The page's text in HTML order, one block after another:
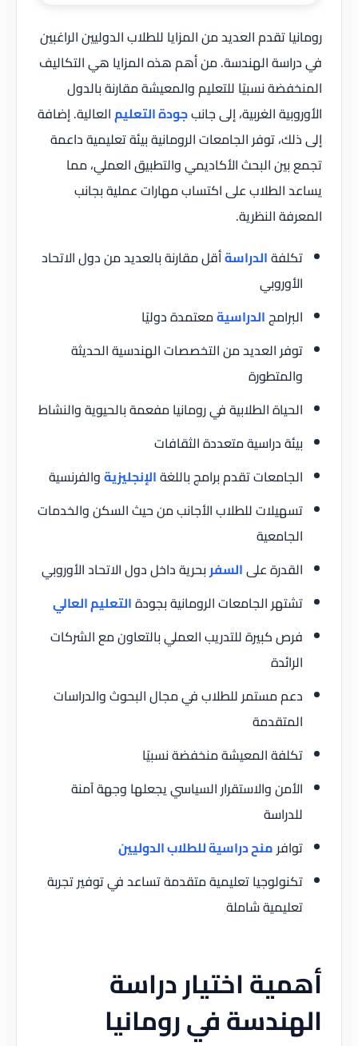
رومانيا تقدم العديد من المزايا للطلاب الدوليين الراغبين
في دراسة الهندسة. من أهم هذه المزايا هي التكاليف
المنخفضة نسبيًا للتعليم والمعيشة مقارنة بالدول
الأوروبية الغربية، إلى جانبجودة التعليمالعالية. إضافة
إلى ذلك، توفر الجامعات الرومانية بيئة تعليمية داعمة
تجمع بين البحث الأكاديمي والتطبيق العملي، مما
يساعد الطلاب على اكتساب مهارات عملية بجانب
المعرفة النظرية.
تكلفةالدراسةأقل مقارنة بالعديد من دول الاتحاد
الأوروبي
البرامجالدراسيةمعتمدة دوليًا
توفر العديد من التخصصات الهندسية الحديثة
والمتطورة
الحياة الطلابية في رومانيا مفعمة بالحيوية والنشاط
بيئة دراسية متعددة الثقافات
الجامعات تقدم برامج باللغةالإنجليزيةوالفرنسية
تسهيلات للطلاب الأجانب من حيث السكن والخدمات
الجامعية
القدرة علىالسفر بحرية داخل دول الاتحاد الأوروبي
تشتهر الجامعات الرومانية بجودةالتعليم العالي
فرص كبيرة للتدريب العملي بالتعاون مع الشركات
الرائدة
دعم مستمر للطلاب في مجال البحوث والدراسات
المتقدمة
تكلفة المعيشة منخفضة نسبيًا
الأمن والاستقرار السياسي يجعلها وجهة آمنة
للدراسة
توافر منح دراسية للطلاب الدوليين
تكنولوجيا تعليمية متقدمة تساعد في توفير تجربة
تعليمية شاملة
أهمية اختيار دراسة
الهندسة في رومانيا